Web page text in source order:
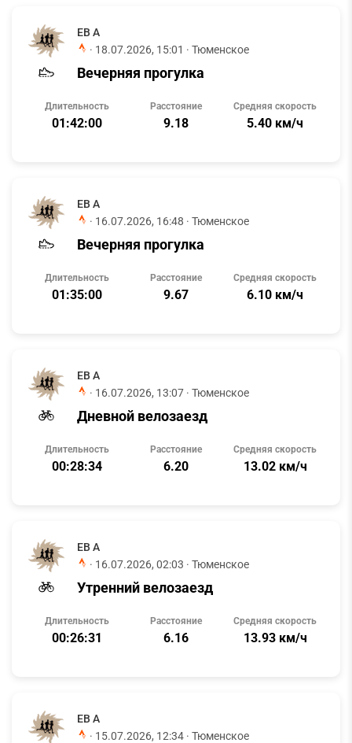
ЕВ А
· 18.07.2026, 15:01 · Тюменское
Вечерняя прогулка
Длительность
01:42:00
Расстояние
9.18
Средняя скорость
5.40 км/ч
ЕВ А
· 16.07.2026, 16:48 · Тюменское
Вечерняя прогулка
Длительность
01:35:00
Расстояние
9.67
Средняя скорость
6.10 км/ч
ЕВ А
· 16.07.2026, 13:07 · Тюменское
Дневной велозаезд
Длительность
00:28:34
Расстояние
6.20
Средняя скорость
13.02 км/ч
ЕВ А
· 16.07.2026, 02:03 · Тюменское
Утренний велозаезд
Длительность
00:26:31
Расстояние
6.16
Средняя скорость
13.93 км/ч
ЕВ А
· 15.07.2026, 12:34 · Тюменское